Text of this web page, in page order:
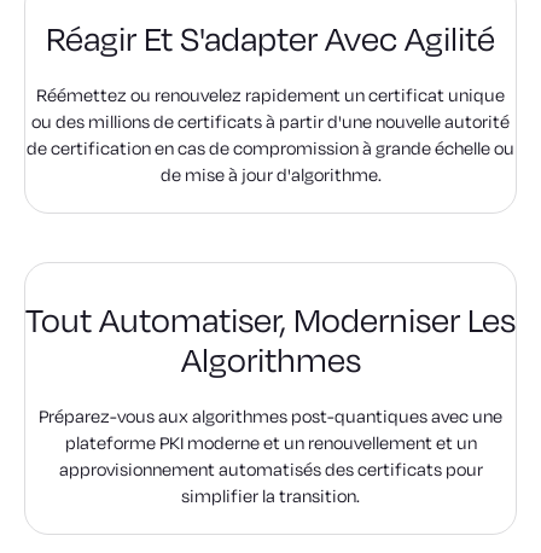
Réagir Et S'adapterAvec Agilité
Réémettez ou renouvelez rapidement un certificat unique
ou des millions de certificats à partir d'une nouvelle autorité
de certification en cas de compromission à grande échelle ou
de mise à jour d'algorithme.
Tout Automatiser, Moderniser Les
Algorithmes
Préparez-vous aux algorithmes post-quantiques avec une
plateforme PKI moderne et un renouvellement et un
approvisionnement automatisés des certificats pour
simplifier la transition.